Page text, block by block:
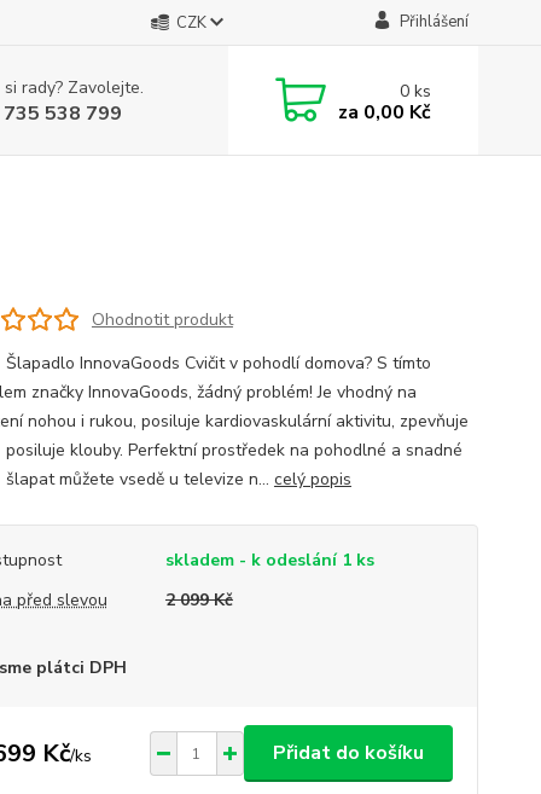
CZK Přihlášení
rady? Zavolejte.
538 799
0ks
za 0,00 Kč
Ohodnotit produkt
Šlapadlo InnovaGoods Cvičit v pohodlí domova? S tímto
značky InnovaGoods, žádný problém! Je vhodný na
nohou i rukou, posiluje kardiovaskulární aktivitu, zpevňuje
posiluje klouby. Perfektní prostředek na pohodlné a snadné
šlapat můžete vsedě u televize n... celý popis
skladem - k odeslání 1 ks
před slevou
2 099 Kč
plátci DPH
Kč/ks Přidat do košíku